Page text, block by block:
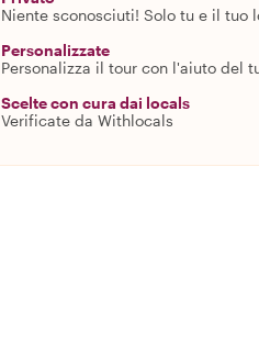
Niente sconosciuti! Solo tu e il tuo
Personalizzate
Personalizza il tour con l'aiuto del
Scelte con cura dai locals
Verificate da Withlocals